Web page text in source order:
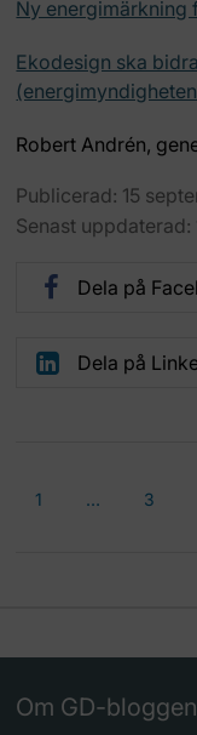
Ny energimärkning
Ekodesign ska
Robert Andrén,
Publicerad: 15
Senast uppdaterad:
Dela på
Dela på
1 … 3
Om GD-bloggen